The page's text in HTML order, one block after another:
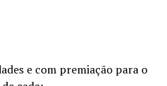
e com premiação para o